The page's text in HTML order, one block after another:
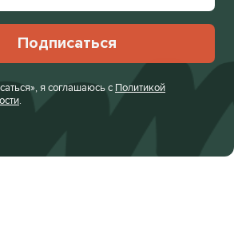
Подписаться
я соглашаюсь с Политикой
.